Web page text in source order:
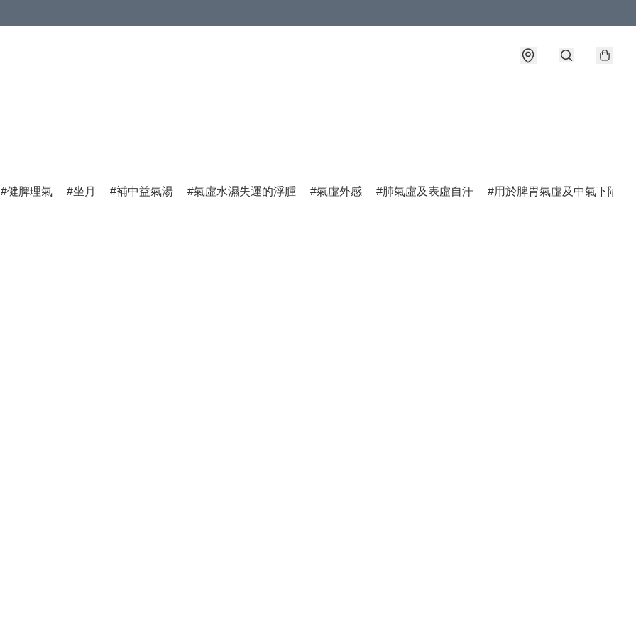
健脾理氣 坐月 補中益氣湯 氣虛水濕失運的浮腫 氣虛外感 肺氣虛及表虛自汗 用於脾胃氣虛及中氣下陷諸